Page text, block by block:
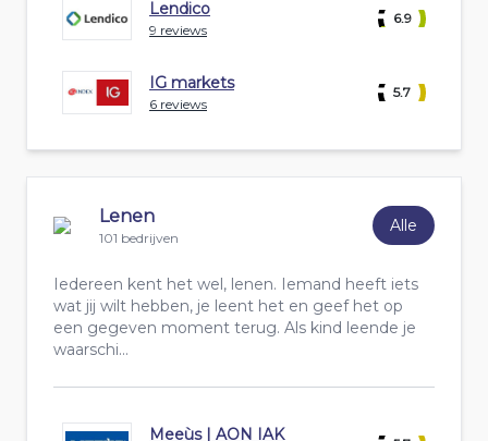
Lendico
9 reviews
6.9
IG markets
6 reviews
5.7
Lenen
101 bedrijven
Alle
Iedereen kent het wel, lenen. Iemand heeft iets
wat jij wilt hebben, je leent het en geef het op
een gegeven moment terug. Als kind leende je
waarschi...
Meeùs | AON IAK